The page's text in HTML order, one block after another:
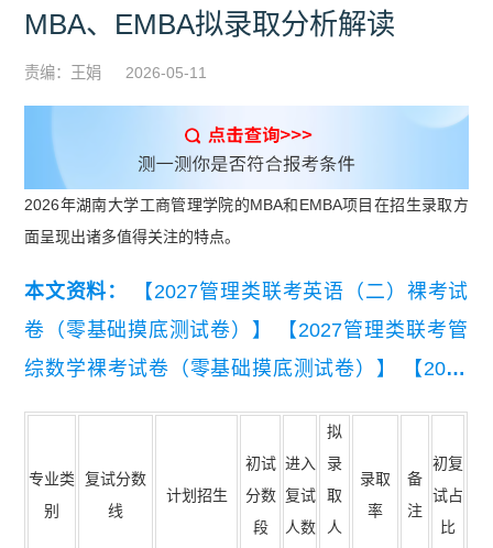
MBA、EMBA拟录取分析解读
责编：王娟 2026-05-11
2026年湖南大学工商管理学院的MBA和EMBA项目在招生录取方
面呈现出诸多值得关注的特点。
本文资料：
【2027管理类联考英语（二）裸考试
卷（零基础摸底测试卷）】
【2027管理类联考管
综数学裸考试卷（零基础摸底测试卷）】
【2027
管理类联考管综逻辑裸考试卷（零基础摸底测试
【2027MBA管综逻辑裸考试卷（零基础摸
底测试卷）】
【2027MBA管综数学裸考试卷（零
基础摸底测试卷）】
【2027MBA英语（二）裸考
专业类
别
复试分数
线
计划招生
初试
分数
段
进入
复试
人数
拟
录
取
人
录取
率
备
注
初复
试占
比